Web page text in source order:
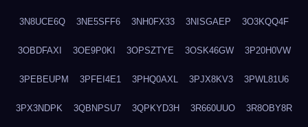
3N8UCE6Q 3NE5SFF6 3NH0FX33 3NISGAEP 3O3KQQ4F
3OBDFAXI 3OE9P0KI 3OPSZTYE 3OSK46GW 3P20H0VW
3PEBEUPM 3PFEI4E1 3PHQ0AXL 3PJX8KV3 3PWL81U6
3PX3NDPK 3QBNPSU7 3QPKYD3H 3R660UUO 3R8OBY8R